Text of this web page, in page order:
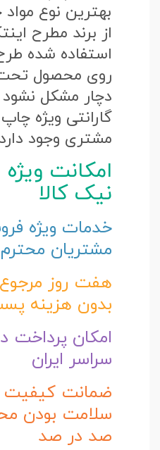
از برند مطرح
استفاده شده
روی محصول
دچار مشکل
گارانتی ویژه
مشتری وجود دارد
امکانت
نیک کالا
خدمات ویژه
مشتریان محترم
هفت روز
بدون هزینه
امکان پرداخت
سراسر ایران
ضمانت کیفیت
سلامت بودن
صد در صد